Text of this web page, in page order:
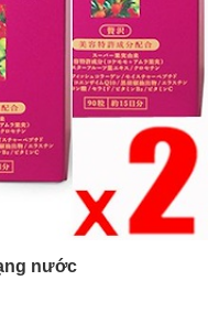
nước